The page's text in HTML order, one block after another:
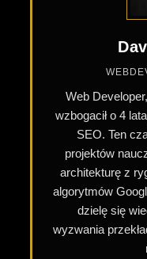
Web
wzbogacił o 4
SEO. Ten
projektów
architekturę z
algorytmów
dzielę się
wyzwania